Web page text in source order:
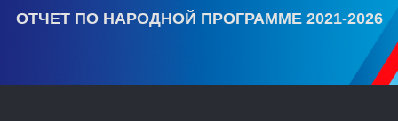
ОТЧЕТ ПО НАРОДНОЙ ПРОГРАММЕ 2021-2026